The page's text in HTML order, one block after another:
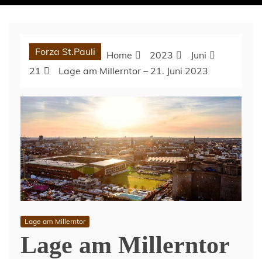
Forza St.Pauli Home 2023
Juni
21
Lage am Millerntor – 21. Juni 2023
Lage am Millerntor
Lage am Millerntor